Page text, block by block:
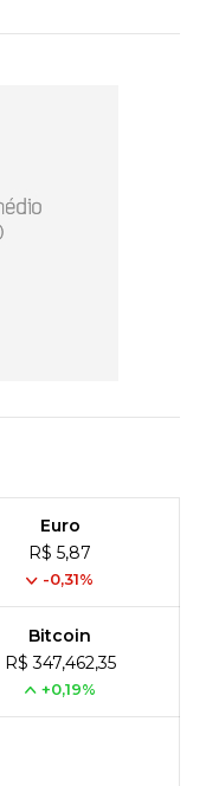
Euro
R$ 5,87
-0,31%
Bitcoin
R$ 347,462,35
+0,19%